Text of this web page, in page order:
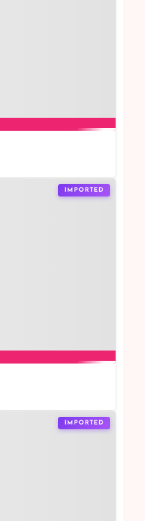
IMPORTED
IMPORTED